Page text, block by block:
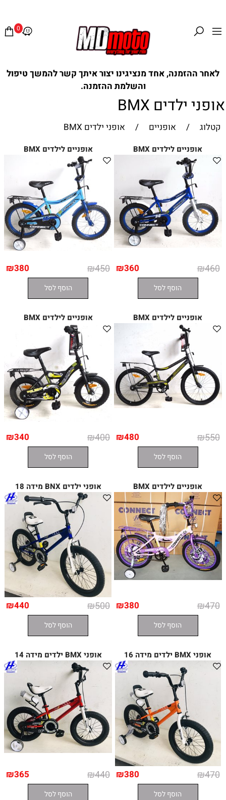
0
לאחר ההזמנה, אחד מנציגינו יצור איתך קשר להמשך טיפול
והשלמת ההזמנה.
אופני ילדים BMX
קטלוג / אופניים / אופני ילדים BMX
אופניים לילדים BMX
₪460
₪360
הוסף לסל
אופניים לילדים BMX
₪450
₪380
הוסף לסל
אופניים לילדים BMX
₪550
₪480
הוסף לסל
אופניים לילדים BMX
₪400
₪340
הוסף לסל
אופניים לילדים BMX
₪470
₪380
הוסף לסל
אופני ילדים BNX מידה 18
₪500
₪440
הוסף לסל
אופני BMX ילדים מידה 16
₪470
₪380
הוסף לסל
אופני BMX ילדים מידה 14
₪440
₪365
הוסף לסל